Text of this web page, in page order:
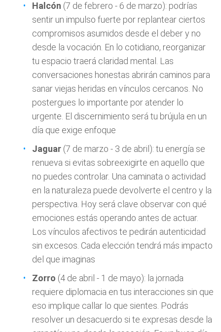
Halcón (7 de febrero - 6 de marzo): podrías
sentir un impulso fuerte por replantear ciertos
compromisos asumidos desde el deber y no
desde la vocación. En lo cotidiano, reorganizar
tu espacio traerá claridad mental. Las
conversaciones honestas abrirán caminos para
sanar viejas heridas en vínculos cercanos. No
postergues lo importante por atender lo
urgente. El discernimiento será tu brújula en un
día que exige enfoque
Jaguar (7 de marzo - 3 de abril): tu energía se
renueva si evitas sobreexigirte en aquello que
no puedes controlar. Una caminata o actividad
en la naturaleza puede devolverte el centro y la
perspectiva. Hoy será clave observar con qué
emociones estás operando antes de actuar.
Los vínculos afectivos te pedirán autenticidad
sin excesos. Cada elección tendrá más impacto
del que imaginas
Zorro (4 de abril - 1 de mayo): la jornada
requiere diplomacia en tus interacciones sin que
eso implique callar lo que sientes. Podrás
resolver un desacuerdo si te expresas desde la